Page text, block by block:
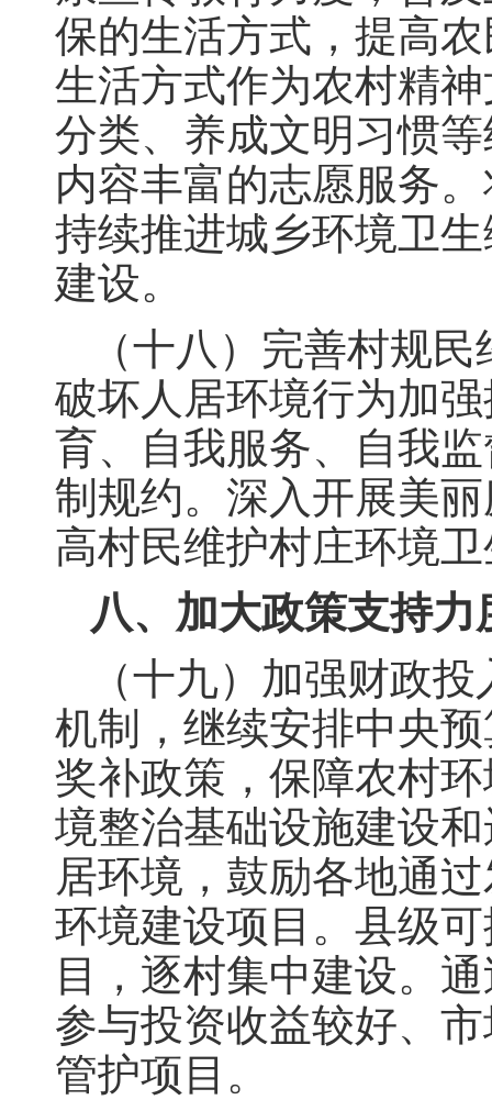
保的生活方式，提高
生活方式作为农村精
分类、养成文明习惯
内容丰富的志愿服务
持续推进城乡环境卫
建设。
（十八）完善村规
破坏人居环境行为加
育、自我服务、自我
制规约。深入开展美
高村民维护村庄环境
八、加大政策支持力
（十九）加强财政
机制，继续安排中央
奖补政策，保障农村
境整治基础设施建设
居环境，鼓励各地通
环境建设项目。县级
目，逐村集中建设。
参与投资收益较好、
管护项目。